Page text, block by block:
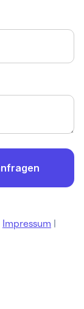
Impressum |